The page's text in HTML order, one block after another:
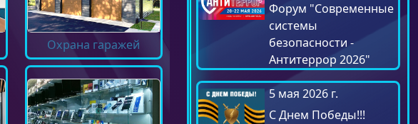
Охрана гаражей
Форум "Современные
системы
безопасности -
Антитеррор 2026"
5 мая 2026 г.
С Днем Победы!!!